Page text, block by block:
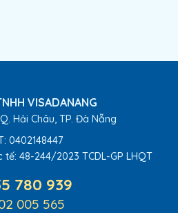
VISADANANG
Hải Châu, TP. Đà Nẵng
0402148447
tế: 48-244/2023 TCDL-GP LHQT
780 939
005 565